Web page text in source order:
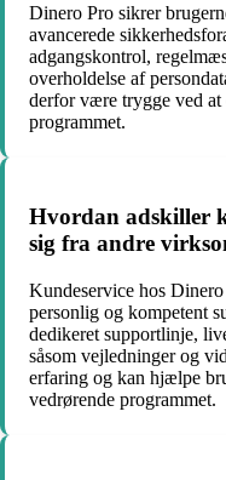
Dinero Pro sikrer
avancerede
adgangskontrol,
overholdelse af
derfor være trygge ved at
programmet.
Hvordan adskiller
sig fra andre
Kundeservice hos
personlig og kompetent
dedikeret supportlinje,
såsom vejledninger og
erfaring og kan hjælpe
vedrørende programmet.